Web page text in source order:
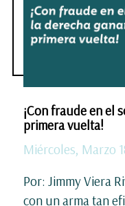
¡Con fraude en el
primera vuelta!
Miércoles, Marzo
Por: Jimmy Viera
con un arma tan